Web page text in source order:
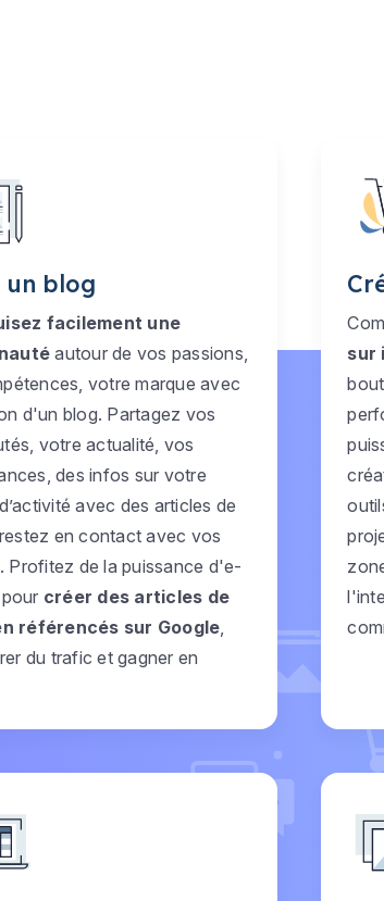
un blog
facilement une
autour de vos passions,
votre marque avec
d'un blog. Partagez vos
votre actualité, vos
des infos sur votre
avec des articles de
en contact avec vos
Profitez de la puissance d'e-
créer des articles de
référencés sur Google
du trafic et gagner en
sur